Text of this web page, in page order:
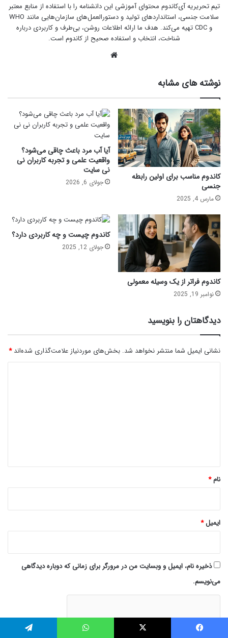
تیم تحریریه آی‌کاندوم محتوای آموزشی این دانشنامه را با استفاده از منابع معتبر
سلامت جنسی، استانداردهای تولید و دستورالعمل‌های سازمان‌هایی مانند WHO
و CDC تهیه می‌کند. هدف ما ارائه اطلاعات روشن، بی‌طرف و کاربردی درباره
شناخت، انتخاب و استفاده صحیح از کاندوم است.
نوشته های مشابه
کاندوم مناسب برای اولین رابطه
جنسی
مارس 4, 2025
آیا آب مرد باعث چاقی می‌شود؟
واقعیت علمی و تجربه کاربران نی
نی سایت
جولای 6, 2026
کاندوم فراتر از یک وسیله معمولی
نوامبر 19, 2025
کاندوم چیست و چه کاربردی دارد؟
جولای 12, 2025
دیدگاهتان را بنویسید
نشانی ایمیل شما منتشر نخواهد شد. بخش‌های موردنیاز علامت‌گذاری شده‌اند*
نام*
ایمیل*
ذخیره نام، ایمیل و وبسایت من در مرورگر برای زمانی که دوباره دیدگاهی
می‌نویسم.